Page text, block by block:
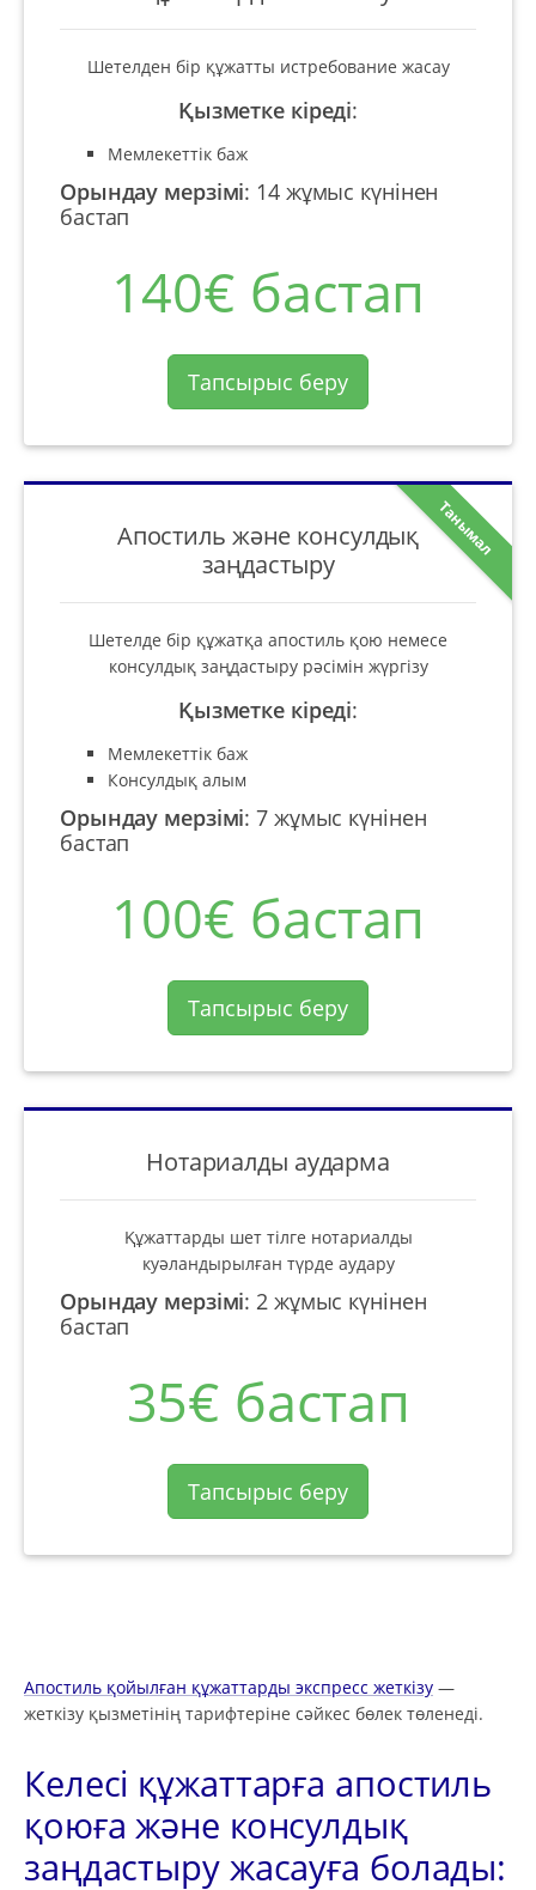
Шетелден бір құжатты истребование жасау
Қызметке кіреді:
Мемлекеттік баж
Орындау мерзімі: 14 жұмыс күнінен
бастап
140€ бастап
Тапсырыс беру
Танымал
Апостиль және консулдық
заңдастыру
Шетелде бір құжатқа апостиль қою немесе
консулдық заңдастыру рәсімін жүргізу
Қызметке кіреді:
Мемлекеттік баж
Консулдық алым
Орындау мерзімі:7 жұмыс күнінен
бастап
100€ бастап
Тапсырыс беру
Нотариалды аударма
Құжаттарды шет тілге нотариалды
куәландырылған түрде аудару
Орындау мерзімі:2 жұмыс күнінен
бастап
35€ бастап
Тапсырыс беру
Апостиль қойылған құжаттарды экспресс жеткізу —
жеткізу қызметінің тарифтеріне сәйкес бөлек төленеді.
Келесі құжаттарға апостиль
қоюға және консулдық
заңдастыру жасауға болады: